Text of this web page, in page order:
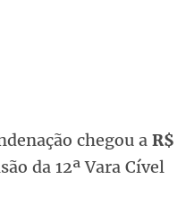
chegou a R$
da 12ª Vara Cível